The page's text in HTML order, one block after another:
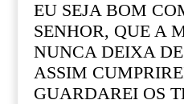
EU SEJA BOM
SENHOR, QUE A
NUNCA DEIXA
ASSIM
GUARDAREI OS